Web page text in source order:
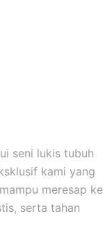
seni lukis tubuh
kami yang
meresap ke
serta tahan